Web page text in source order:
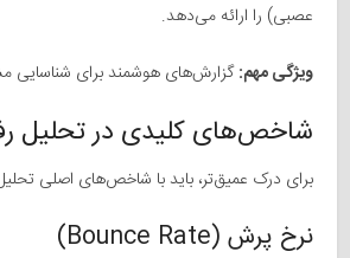
عصبی) را ارائه می‌دهد.
ویژگی مهم:گزارش‌های هوشمند برای شناسایی
شاخص‌های کلیدی در تحلیل
برای درک عمیق‌تر، باید با شاخص‌های اصلی
نرخ پرش (Bounce Rate)